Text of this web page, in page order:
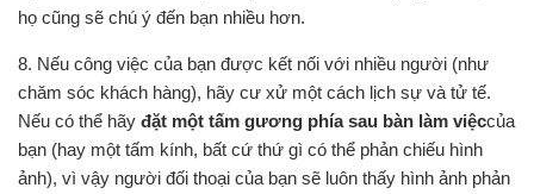
họ cũng sẽ chú ý đến bạn nhiều hơn.
8. Nếu công việc của bạn được kết nối với nhiều người (như
chăm sóc khách hàng), hãy cư xử một cách lịch sự và tử tế.
Nếu có thể hãy đặt một tấm gương phía sau bàn làm việccủa
bạn (hay một tấm kính, bất cứ thứ gì có thể phản chiếu hình
ảnh), vì vậy người đối thoại của bạn sẽ luôn thấy hình ảnh phản